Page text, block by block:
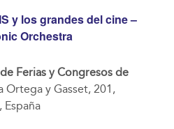
y los grandes del cine –
Orchestra
Ferias y Congresos de
Ortega y Gasset, 201,
España